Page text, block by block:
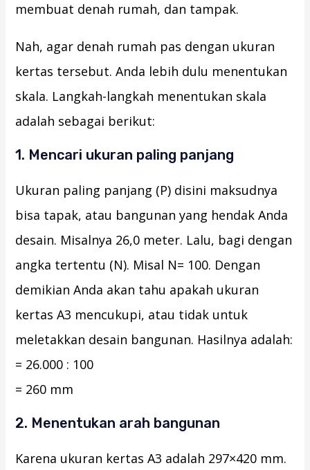
membuat denah rumah, dan tampak.
Nah, agar denah rumah pas dengan ukuran
kertas tersebut. Anda lebih dulu menentukan
skala. Langkah-langkah menentukan skala
adalah sebagai berikut:
1. Mencari ukuran paling panjang
Ukuran paling panjang (P) disini maksudnya
bisa tapak, atau bangunan yang hendak Anda
desain. Misalnya 26,0 meter. Lalu, bagi dengan
angka tertentu (N). Misal N= 100. Dengan
demikian Anda akan tahu apakah ukuran
kertas A3 mencukupi, atau tidak untuk
meletakkan desain bangunan. Hasilnya adalah:
= 26.000 : 100
= 260 mm
2. Menentukan arah bangunan
Karena ukuran kertas A3 adalah 297×420 mm.